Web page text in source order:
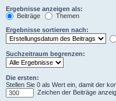
Ergebnisse anzeigen als:
Beiträge
Themen
Ergebnisse sortieren nach:
Suchzeitraum begrenzen:
Die ersten:
Stellen Sie 0 als Wert ein, damit der
Zeichen der Beiträge